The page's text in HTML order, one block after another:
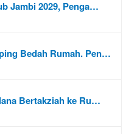
Jambi 2029, Penga…
Bedah Rumah. Pen…
Bertakziah ke Ru…